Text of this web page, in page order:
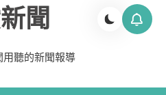
聞
用聽的新聞報導